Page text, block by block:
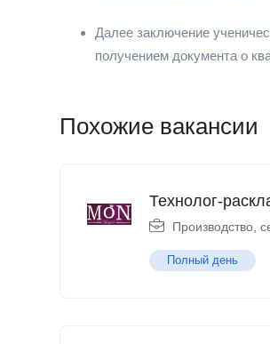
Далее заключение
получением документа о
Похожие вакансии
Технолог-
Производство,
Полный день